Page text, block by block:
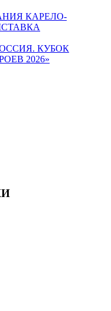
КАРЕЛО-
КУБОК
2026»